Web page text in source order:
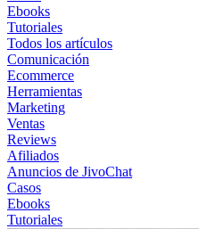
Ebooks
Tutoriales
Todos los artículos
Comunicación
Ecommerce
Herramientas
Marketing
Ventas
Reviews
Afiliados
Anuncios de JivoChat
Casos
Ebooks
Tutoriales